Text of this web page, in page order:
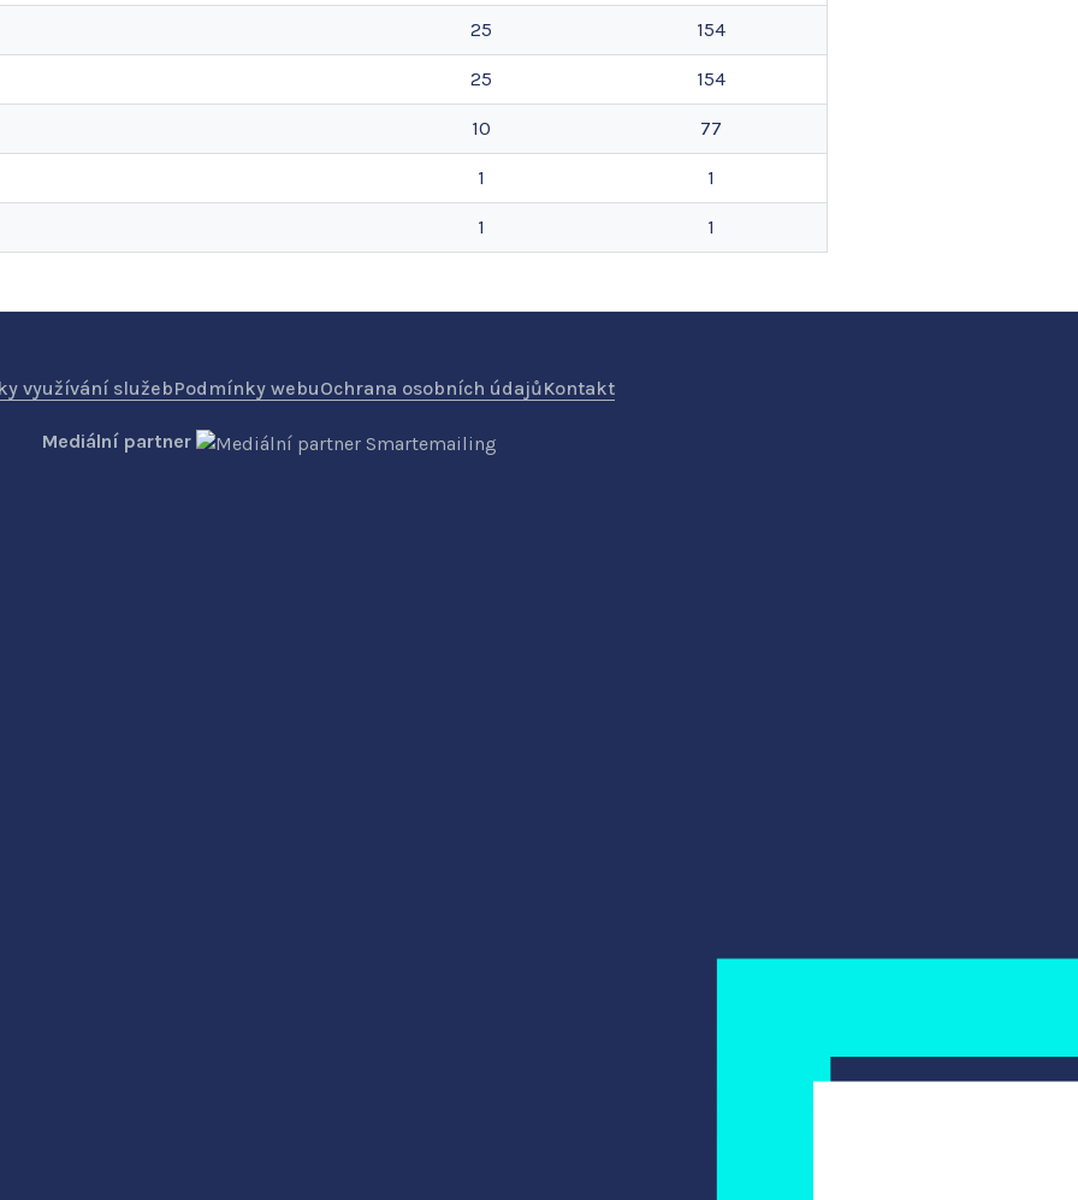
25 154
25 154
10 77
1 1
1 1
využívání služebPodmínky webuOchrana osobních údajůKontakt
Mediální partner